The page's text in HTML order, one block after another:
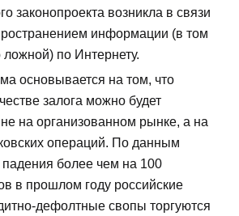
законопроекта возникла в связи
информации (в том
по Интернету.
основывается на том, что
залога можно будет
на организованном рынке, а на
операций. По данным
более чем на 100
в прошлом году российские
дефолтные свопы торгуются